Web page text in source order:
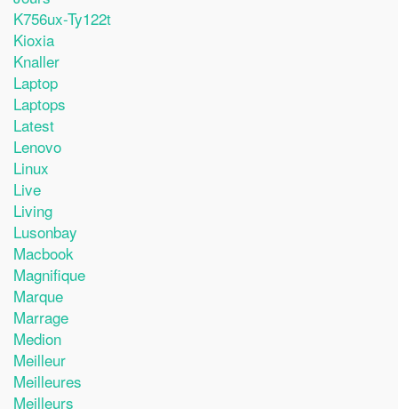
K756ux-Ty122t
Kioxia
Knaller
Laptop
Laptops
Latest
Lenovo
Linux
Live
Living
Lusonbay
Macbook
Magnifique
Marque
Marrage
Medion
Meilleur
Meilleures
Meilleurs